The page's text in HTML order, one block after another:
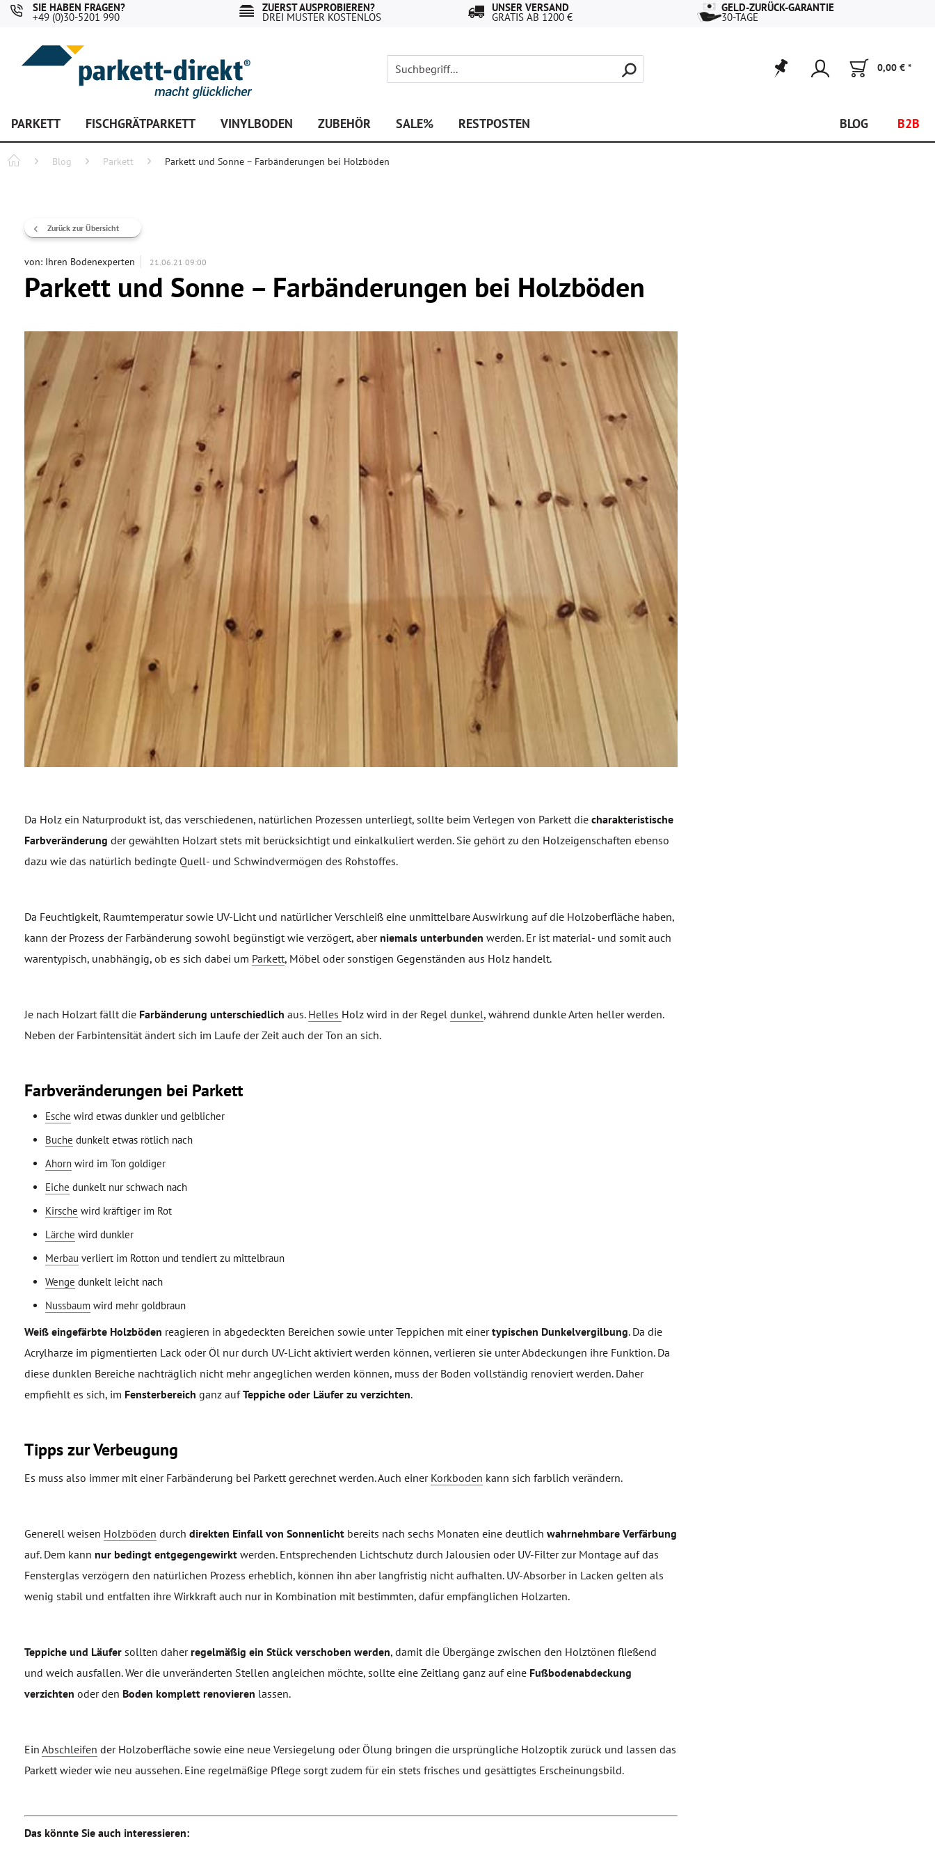
SIE HABEN FRAGEN?
+49 (0)30-5201 990
ZUERST AUSPROBIEREN?
DREI MUSTER KOSTENLOS
UNSER VERSAND
GRATIS AB 1200 €
GELD-ZURÜCK-GARANTIE
30-TAGE
0,00 € *
PARKETT FISCHGRÄTPARKETT VINYLBODEN ZUBEHÖR SALE% RESTPOSTEN BLOG B2B
Blog Parkett Parkett und Sonne – Farbänderungen bei Holzböden
Zurück zur Übersicht
Parkett und Sonne – Farbänderungen bei Holzböden
von: Ihren Bodenexperten 21.06.21 09:00
Da Holz ein Naturprodukt ist, das verschiedenen, natürlichen Prozessen unterliegt, sollte beim Verlegen von Parkett die charakteristische
Farbveränderung der gewählten Holzart stets mit berücksichtigt und einkalkuliert werden. Sie gehört zu den Holzeigenschaften ebenso
dazu wie das natürlich bedingte Quell- und Schwindvermögen des Rohstoffes.
Da Feuchtigkeit, Raumtemperatur sowie UV-Licht und natürlicher Verschleiß eine unmittelbare Auswirkung auf die Holzoberfläche haben,
kann der Prozess der Farbänderung sowohl begünstigt wie verzögert, aber niemals unterbunden werden. Er ist material- und somit auch
warentypisch, unabhängig, ob es sich dabei um Parkett, Möbel oder sonstigen Gegenständen aus Holz handelt.
Je nach Holzart fällt die Farbänderung unterschiedlich aus. Helles Holz wird in der Regel dunkel, während dunkle Arten heller werden.
Neben der Farbintensität ändert sich im Laufe der Zeit auch der Ton an sich.
Farbveränderungen bei Parkett
Esche wird etwas dunkler und gelblicher
Buche dunkelt etwas rötlich nach
Ahorn wird im Ton goldiger
Eiche dunkelt nur schwach nach
Kirsche wird kräftiger im Rot
Lärche wird dunkler
Merbau verliert im Rotton und tendiert zu mittelbraun
Wenge dunkelt leicht nach
Nussbaum wird mehr goldbraun
Weiß eingefärbte Holzböden reagieren in abgedeckten Bereichen sowie unter Teppichen mit einertypischen Dunkelvergilbung. Da die
Acrylharze im pigmentierten Lack oder Öl nur durch UV-Licht aktiviert werden können, verlieren sie unter Abdeckungen ihre Funktion. Da
diese dunklen Bereiche nachträglich nicht mehr angeglichen werden können, muss der Boden vollständig renoviert werden. Daher
empfiehlt es sich, im Fensterbereich ganz aufTeppiche oder Läufer zu verzichten.
Tipps zur Verbeugung
Es muss also immer mit einer Farbänderung bei Parkett gerechnet werden. Auch einer Korkboden kann sich farblich verändern.
Generell weisen Holzböden durch direkten Einfall von Sonnenlicht bereits nach sechs Monaten eine deutlich wahrnehmbare Verfärbung
auf. Dem kann nur bedingt entgegengewirkt werden. Entsprechenden Lichtschutz durch Jalousien oder UV-Filter zur Montage auf das
Fensterglas verzögern den natürlichen Prozess erheblich, können ihn aber langfristig nicht aufhalten. UV-Absorber in Lacken gelten als
wenig stabil und entfalten ihre Wirkkraft auch nur in Kombination mit bestimmten, dafür empfänglichen Holzarten.
Teppiche und Läufer sollten daher regelmäßig ein Stück verschoben werden, damit die Übergänge zwischen den Holztönen fließend
und weich ausfallen. Wer die unveränderten Stellen angleichen möchte, sollte eine Zeitlang ganz auf eine Fußbodenabdeckung
verzichten oder den Boden komplett renovieren lassen.
Ein Abschleifen der Holzoberfläche sowie eine neue Versiegelung oder Ölung bringen die ursprüngliche Holzoptik zurück und lassen das
Parkett wieder wie neu aussehen. Eine regelmäßige Pflege sorgt zudem für ein stets frisches und gesättigtes Erscheinungsbild.
Das könnte Sie auch interessieren: